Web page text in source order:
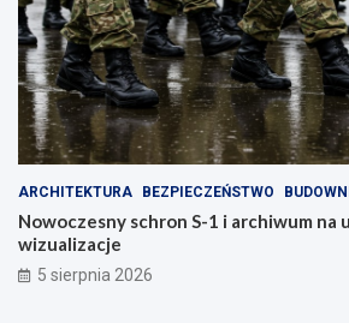
ARCHITEKTURA BEZPIECZEŃSTWO
Nowoczesny schron S-1 i archiwum na
wizualizacje
5 sierpnia 2026